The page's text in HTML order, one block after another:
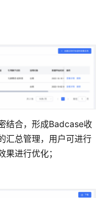
结合，形成Badcase收
汇总管理，用户可进行
进行优化；